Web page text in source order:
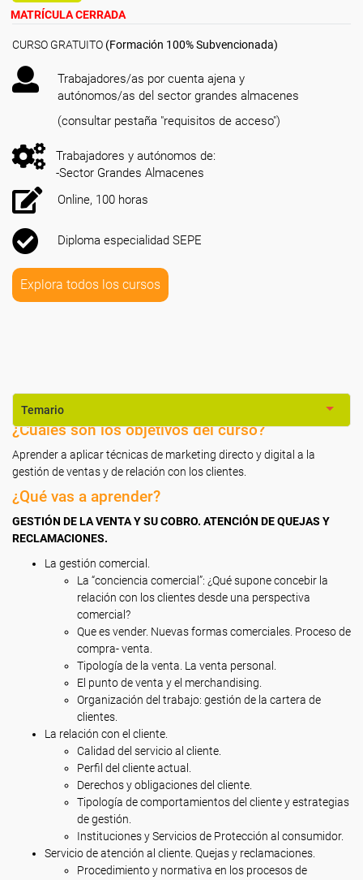
MATRÍCULA CERRADA
CURSO GRATUITO (Formación 100% Subvencionada)
Trabajadores/as por cuenta ajena y
autónomos/as del sector grandes almacenes
(consultar pestaña "requisitos de acceso")
Trabajadores y autónomos de:
-Sector Grandes Almacenes
Online, 100 horas
Diploma especialidad SEPE
Explora todos los cursos
Temario
¿Cuáles son los objetivos del curso?
Aprender a aplicar técnicas de marketing directo y digital a la
gestión de ventas y de relación con los clientes.
¿Qué vas a aprender?
GESTIÓN DE LA VENTA Y SU COBRO. ATENCIÓN DE QUEJAS Y
RECLAMACIONES.
La gestión comercial.
La “conciencia comercial”: ¿Qué supone concebir la
relación con los clientes desde una perspectiva
comercial?
Que es vender. Nuevas formas comerciales. Proceso de
compra- venta.
Tipología de la venta. La venta personal.
El punto de venta y el merchandising.
Organización del trabajo: gestión de la cartera de
clientes.
La relación con el cliente.
Calidad del servicio al cliente.
Perfil del cliente actual.
Derechos y obligaciones del cliente.
Tipología de comportamientos del cliente y estrategias
de gestión.
Instituciones y Servicios de Protección al consumidor.
Servicio de atención al cliente. Quejas y reclamaciones.
Procedimiento y normativa en los procesos de